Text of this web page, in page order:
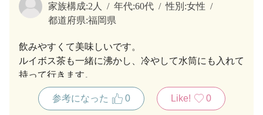
家族構成:2人 年代:60代 性別:女性
都道府県:福岡県
飲みやすくて美味しいです。
ルイボス茶も一緒に沸かし、冷やして水筒にも入れて
持って行きます。
参考になった 0 Like! 0